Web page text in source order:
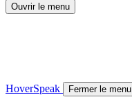
Ouvrir le menu
HoverSpeak Fermer le menu